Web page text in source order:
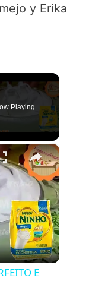
y Erika
Playing
×
E